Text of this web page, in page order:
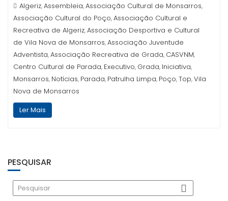
Algeriz,Assembleia,Associação Cultural de Monsarros,
Associação Cultural do Poço,Associação Cultural e
Recreativa de Algeriz,Associação Desportiva e Cultural
de Vila Nova de Monsarros,Associação Juventude
Adventista,Associação Recreativa de Grada, CASVNM,
Centro Cultural de Parada, Executivo, Grada, Iniciativa,
Monsarros, Notícias, Parada, Patrulha Limpa, Poço,Top,Vila
Nova de Monsarros
Ler Mais
PESQUISAR